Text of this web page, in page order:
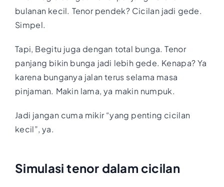
bulanan kecil. Tenor pendek? Cicilan jadi gede.
Simpel.
Tapi, Begitu juga dengan total bunga. Tenor
panjang bikin bunga jadi lebih gede. Kenapa? Ya
karena bunganya jalan terus selama masa
pinjaman. Makin lama, ya makin numpuk.
Jadi jangan cuma mikir “yang penting cicilan
kecil”, ya.
Simulasi tenor dalam cicilan